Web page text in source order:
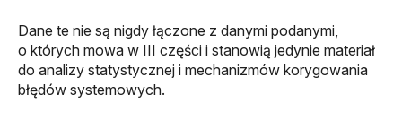
Dane te nie są nigdy łączone z danymi podanymi,
o których mowa w III części i stanowią jedynie materiał
do analizy statystycznej i mechanizmów korygowania
błędów systemowych.